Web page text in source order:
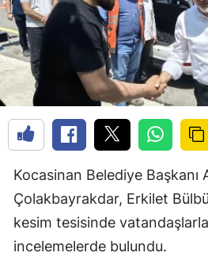
Kocasinan Belediye Başkanı
Çolakbayrakdar, Erkilet
kesim tesisinde
incelemelerde bulundu.